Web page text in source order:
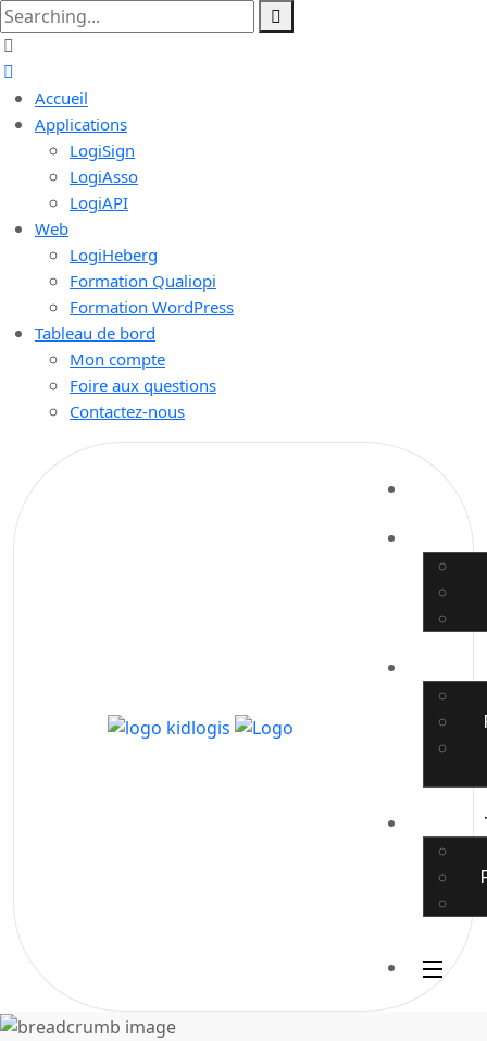
Accueil
Applications
LogiSign
LogiAsso
LogiAPI
Web
LogiHeberg
Formation Qualiopi
Formation WordPress
Tableau de bord
Mon compte
Foire aux questions
Contactez-nous